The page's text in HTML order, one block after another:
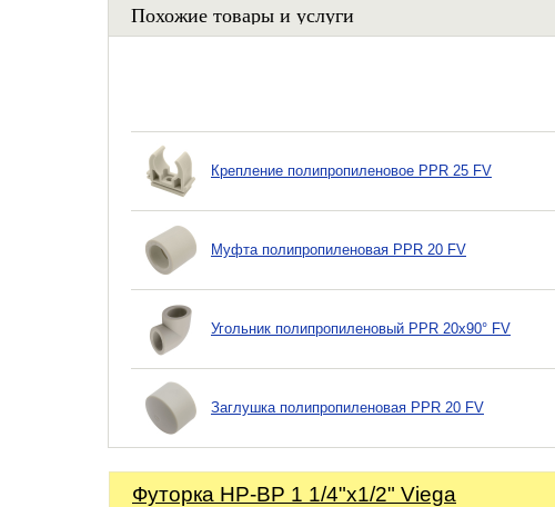
Похожие товары и услуги
Крепление полипропиленовое PPR 25 FV
Муфта полипропиленовая PPR 20 FV
Угольник полипропиленовый PPR 20х90° FV
Заглушка полипропиленовая PPR 20 FV
Футорка НР-ВР 1 1/4"х1/2" Viega